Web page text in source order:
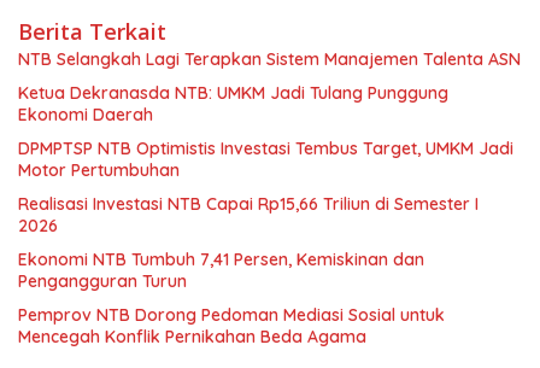
Berita Terkait
NTB Selangkah Lagi Terapkan Sistem Manajemen Talenta ASN
Ketua Dekranasda NTB: UMKM Jadi Tulang Punggung
Ekonomi Daerah
DPMPTSP NTB Optimistis Investasi Tembus Target, UMKM Jadi
Motor Pertumbuhan
Realisasi Investasi NTB Capai Rp15,66 Triliun di Semester I
2026
Ekonomi NTB Tumbuh 7,41 Persen, Kemiskinan dan
Pengangguran Turun
Pemprov NTB Dorong Pedoman Mediasi Sosial untuk
Mencegah Konflik Pernikahan Beda Agama